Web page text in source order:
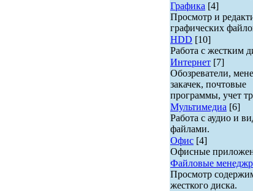
Графика [4]
Просмотр и
графических
HDD [10]
Работа с жестким
Интернет [7]
Обозреватели,
закачек, почтовые
программы, учет
Мультимедиа [6]
Работа с аудио и
файлами.
Офис [4]
Офисные
Файловые
Просмотр
жесткого диска.